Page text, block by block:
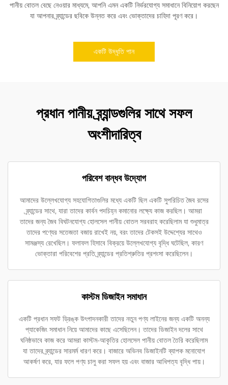
পানীয় বোতল বেছে নেওয়ার মাধ্যমে, আপনি এমন একটি নির্ভরযোগ্য সমাধানে বিনিয়োগ করছেন
যা আপনার ব্র্যান্ডের ছবিকে উন্নত করে এবং ভোক্তাদের চাহিদা পূরণ করে।
একটি উদ্ধৃতি পান
প্রধান পানীয় ব্র্যান্ডগুলির সাথে সফল
অংশীদারিত্ব
পরিবেশ বান্ধব উদ্যোগ
আমাদের উল্লেখযোগ্য সহযোগিতাগুলির মধ্যে একটি ছিল একটি সুপরিচিত জৈব রসের
ব্র্যান্ডের সাথে, যারা তাদের কার্বন পদচিহ্ন কমানোর লক্ষ্যে কাজ করছিল। আমরা
তাদের জন্য জৈব বিঘটনযোগ্য হোলসেল পানীয় বোতল সরবরাহ করেছিলাম যা শুধুমাত্র
তাদের পণ্যের সতেজতা বজায় রাখেই নয়, বরং তাদের টেকসই উদ্দেশ্যের সাথেও
সামঞ্জস্য রেখেছিল। ফলাফল হিসাবে বিক্রয়ে উল্লেখযোগ্য বৃদ্ধি ঘটেছিল, কারণ
ভোক্তারা পরিবেশের প্রতি ব্র্যান্ডের প্রতিশ্রুতির প্রশংসা করেছিলেন।
কাস্টম ডিজাইন সমাধান
একটি প্রধান সফট ড্রিঙ্ক উৎপাদনকারী তাদের নতুন পণ্য লাইনের জন্য একটি অনন্য
প্যাকেজিং সমাধান নিয়ে আমাদের কাছে এসেছিলেন। তাদের ডিজাইন দলের সাথে
ঘনিষ্ঠভাবে কাজ করে আমরা কাস্টম-আকৃতির হোলসেল পানীয় বোতল তৈরি করেছিলাম
যা তাদের ব্র্যান্ডের সারমর্ম ধারণ করে। বাজারে অভিনব ডিজাইনটি ব্যাপক মনোযোগ
আকর্ষণ করে, যার ফলে পণ্য চালু করা সফল হয় এবং বাজার আধিপত্য বৃদ্ধি পায়।